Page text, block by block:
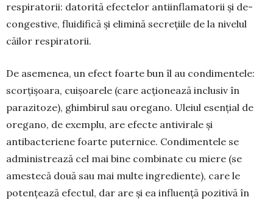
res­piratorii: datorită efectelor antiinflamatorii și de­
congestive, fluidifică și elimină secrețiile de la nivelul
căilor respiratorii.
De asemenea, un efect foarte bun îl au condi­mentele:
scorțișoara, cuișoarele (care acționează inclusiv în
parazitoze), ghimbirul sau oregano. Uleiul esențial de
oregano, de exemplu, are efecte antivirale și
antibacteriene foarte puternice. Con­dimentele se
administrează cel mai bine com­bi­nate cu miere (se
amestecă două sau mai multe ingrediente), care le
potențează efectul, dar are și ea influență pozitivă în